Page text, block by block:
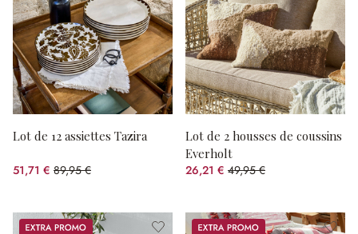
Lot de 12 assiettes Tazira
51,71 € 89,95 €
(42.51%spared)
Lot de 2 housses de coussins
Everholt
26,21 € 49,95 €
(47.53%spared)
Promos Promos